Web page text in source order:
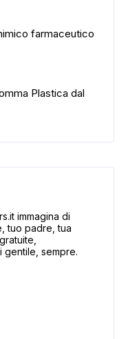
farmaceutico
Plastica dal
immagina di
tuo padre, tua
gentile, sempre.